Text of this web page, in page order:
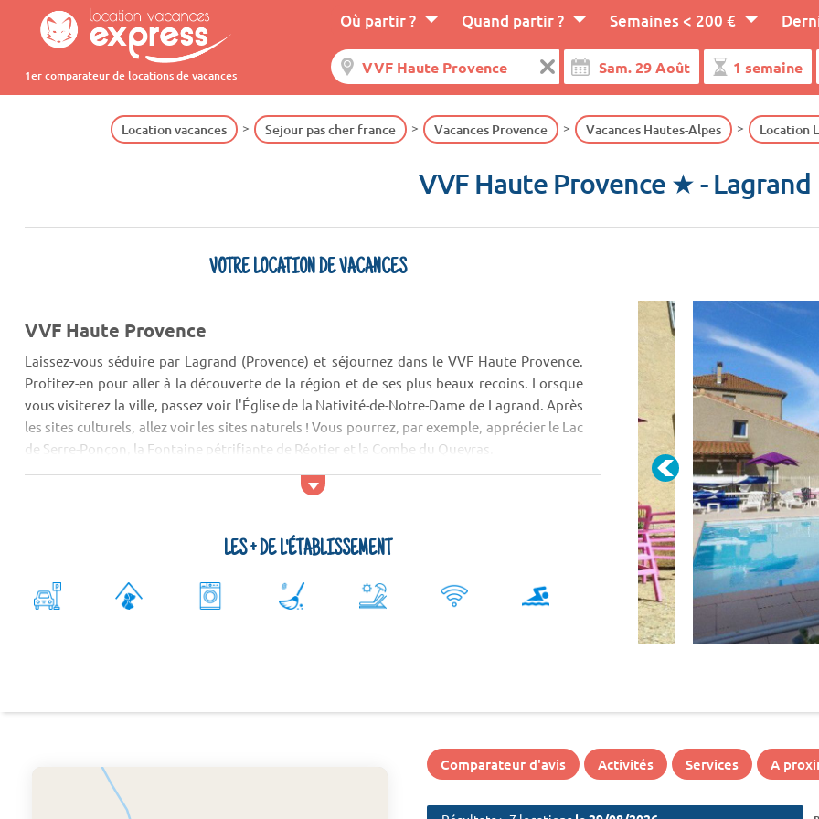
1er comparateur de locations de vacances
Où partir ? Quand partir ? Semaines < 200 €
Location vacances Sejour pas cher france Vacances Provence Vacances Hautes-Alpes Location
VVF Haute Provence ★- Lagrand
VOTRE LOCATION DE VACANCES
VVF Haute Provence
Laissez-vous séduire par Lagrand (Provence) et séjournez dans le VVF Haute Provence.
Profitez-en pour aller à la découverte de la région et de ses plus beaux recoins. Lorsque
vous visiterez la ville, passez voir l'Église de la Nativité-de-Notre-Dame de Lagrand. Après
les sites culturels, allez voir les sites naturels ! Vous pourrez, par exemple, apprécier le Lac
de Serre-Ponçon, la Fontaine pétrifiante de Réotier et la Combe du Queyras.
LES + DE L'ÉTABLISSEMENT
Comparateur d'avis Activités Services A